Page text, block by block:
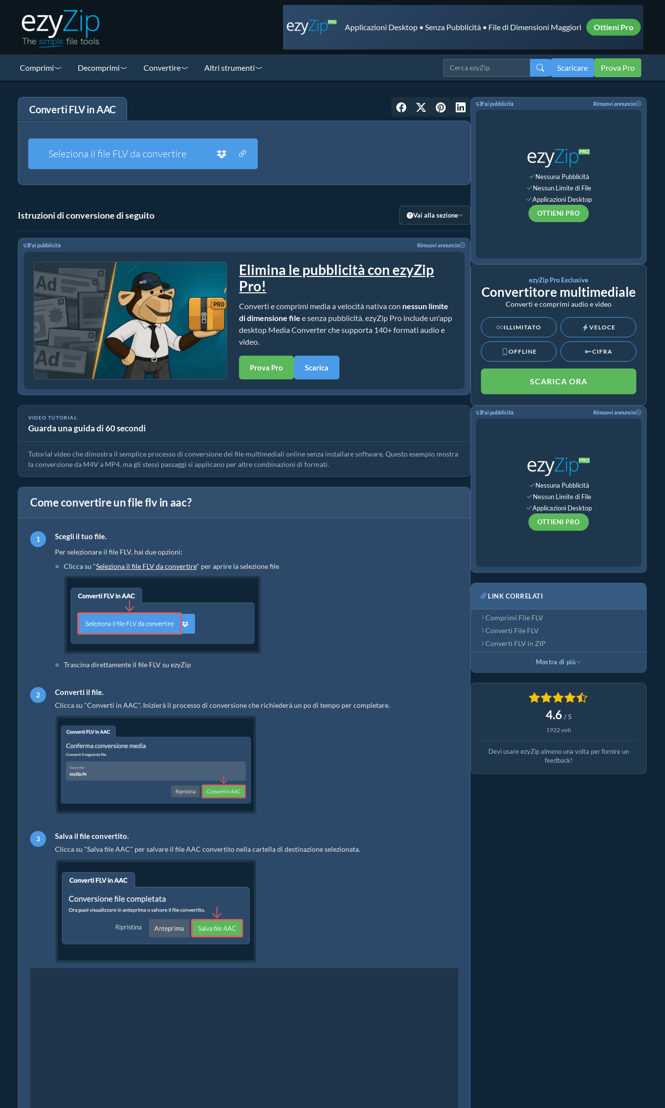
Applicazioni Desktop • Senza Pubblicità • File di Dimensioni Maggiori Ottieni Pro
Comprimi Decomprimi Convertire Altri strumenti Scaricare Prova Pro
Converti FLV in AAC
Seleziona il file FLV da convertire
Istruzioni di conversione di seguito Vai alla sezione
Fai pubblicità Rimuovi annuncio
Elimina le pubblicità con ezyZip
Pro!
Converti e comprimi media a velocità nativa con nessun limite
di dimensione file e senza pubblicità. ezyZip Pro include un'app
desktop Media Converter che supporta 140+ formati audio e
video.
Prova Pro Scarica
VIDEO TUTORIAL
Guarda una guida di 60 secondi
Come convertire file multimediali
Tutorial video che dimostra il semplice processo di conversione dei file multimediali online senza installare software. Questo esempio mostra
la conversione da M4V a MP4, ma gli stessi passaggi si applicano per altre combinazioni di formati.
Come convertire un file flv in aac?
Scegli il tuo file.
Per selezionare il file FLV, hai due opzioni:
Clicca su "Seleziona il file FLV da convertire" per aprire la selezione file
Trascina direttamente il file FLV su ezyZip
Converti il file.
Clicca su "Converti in AAC". Inizierà il processo di conversione che richiederà un po di tempo per completare.
Salva il file convertito.
Clicca su "Salva file AAC" per salvare il file AAC convertito nella cartella di destinazione selezionata.
Fai pubblicità Rimuovi annuncio
Nessuna Pubblicità
Nessun Limite di File
Applicazioni Desktop
OTTIENI PRO
ezyZip Pro Exclusive
Convertitore multimediale
Converti e comprimi audio e video
ILLIMITATO VELOCE
OFFLINE CIFRA
SCARICA ORA
Fai pubblicità Rimuovi annuncio
Nessuna Pubblicità
Nessun Limite di File
Applicazioni Desktop
OTTIENI PRO
LINK CORRELATI
Comprimi File FLV
Converti File FLV
Converti FLV in ZIP
Mostra di più
4.6 / 5
1922 voti
Devi usare ezyZip almeno una volta per fornire un
feedback!